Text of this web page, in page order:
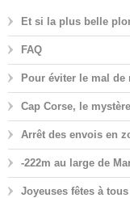
Et si la plus belle
FAQ
Pour éviter le mal de
Cap Corse, le
Arrêt des envois en
-222m au large de
Joyeuses fêtes à